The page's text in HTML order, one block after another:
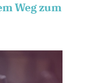
Weg zum